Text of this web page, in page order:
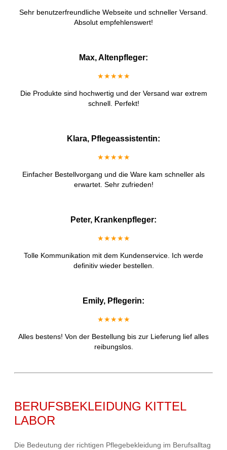
Sehr benutzerfreundliche Webseite und schneller Versand.
Absolut empfehlenswert!
Max, Altenpfleger:
★★★★★
Die Produkte sind hochwertig und der Versand war extrem
schnell. Perfekt!
Klara, Pflegeassistentin:
★★★★★
Einfacher Bestellvorgang und die Ware kam schneller als
erwartet. Sehr zufrieden!
Peter, Krankenpfleger:
★★★★★
Tolle Kommunikation mit dem Kundenservice. Ich werde
definitiv wieder bestellen.
Emily, Pflegerin:
★★★★★
Alles bestens! Von der Bestellung bis zur Lieferung lief alles
reibungslos.
BERUFSBEKLEIDUNG KITTEL
LABOR
Die Bedeutung der richtigen Pflegebekleidung im Berufsalltag